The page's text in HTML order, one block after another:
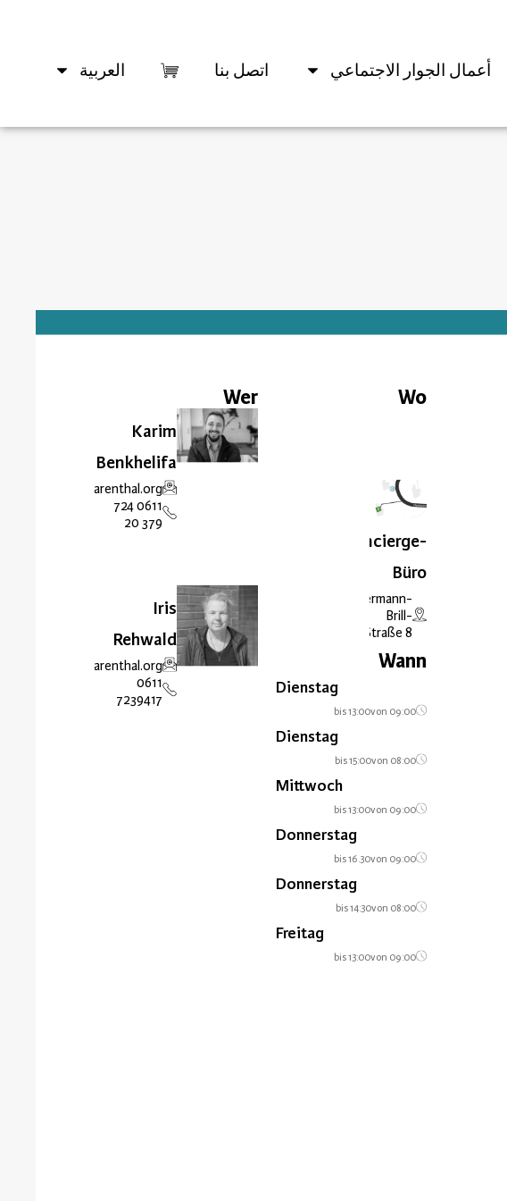
أعمال الجوار الاجتماعي اتصل بنا العربية
Wo
Concierge-
Büro
Hermann-
Brill-
Straße 8
Wann
Dienstag
von 09:00
bis 13:00
Dienstag
von 08:00
bis 15:00
Mittwoch
von 09:00
bis 13:00
Donnerstag
von 09:00
bis 16.30
Donnerstag
von 08:00
bis 14:30
Freitag
von 09:00
bis 13:00
Wer
Karim
Benkhelifa
0611 724
379 20
Iris
Rehwald
concierge@klarenthal.org
0611
7239417